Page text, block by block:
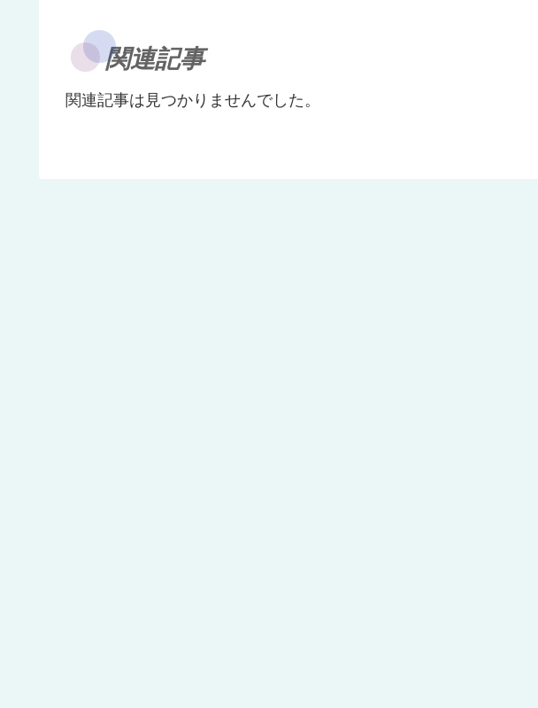
関連記事
関連記事は見つかりませんでした。